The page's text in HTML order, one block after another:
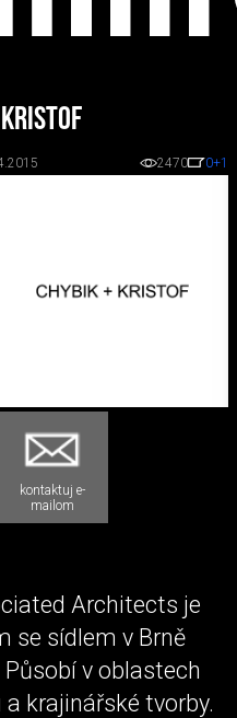
2470 0+1
kontaktuj e-
mailom
Architects je
se sídlem v Brně
v oblastech
krajinářské tvorby.